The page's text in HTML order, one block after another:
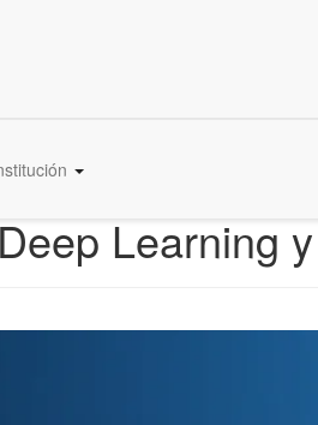
Learning